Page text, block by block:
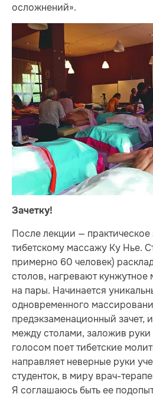
осложнений».
Зачетку!
После лекции — практическое
тибетскому массажу Ку Нье.
примерно 60 человек)
столов, нагревают
на пары. Начинается
одновременного
предэкзаменационный зачет,
между столами, заложив руки
голосом поет тибетские
направляет неверные руки
студенток, в миру врач-
Я соглашаюсь быть ее